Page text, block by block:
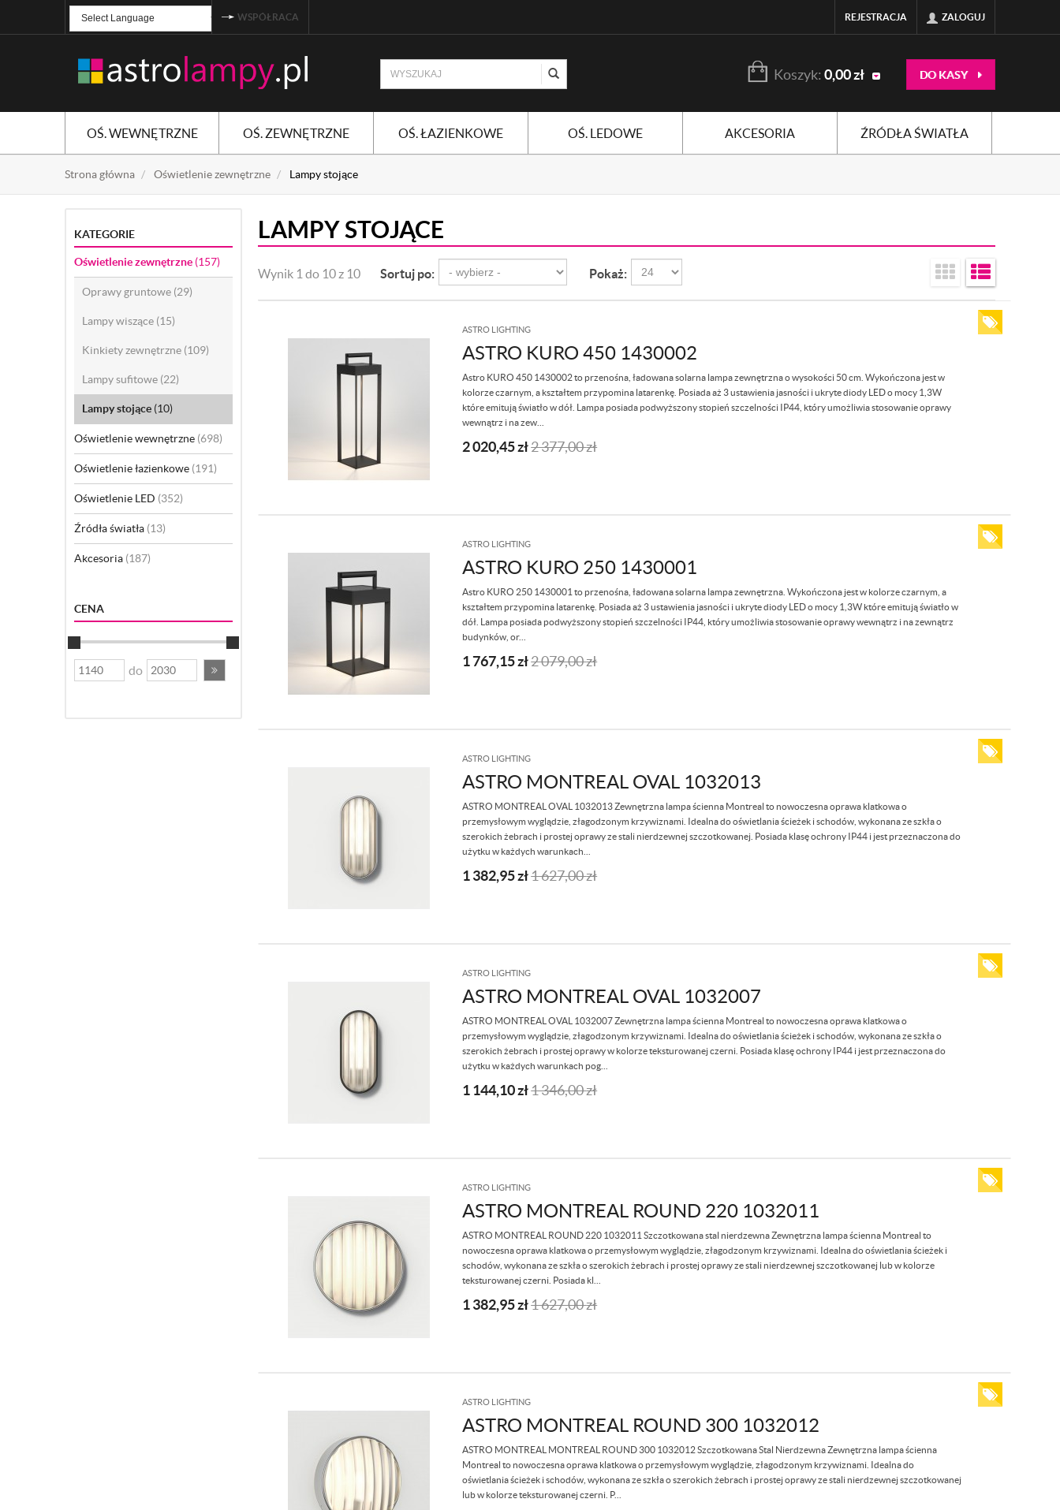
TRANSLATE
WSPÓŁRACA REJESTRACJA ZALOGUJ
Koszyk: 0,00zł DO KASY
OŚ. WEWNĘTRZNE OŚ. ZEWNĘTRZNE OŚ. ŁAZIENKOWE OŚ. LEDOWE AKCESORIA ŹRÓDŁA ŚWIATŁA
Strona główna Oświetlenie zewnętrzne Lampy stojące
KATEGORIE
Oświetlenie zewnętrzne (157)
Oprawy gruntowe (29)
Lampy wiszące (15)
Kinkiety zewnętrzne (109)
Lampy sufitowe (22)
Lampy stojące (10)
Oświetlenie wewnętrzne (698)
Oświetlenie łazienkowe (191)
Oświetlenie LED (352)
Źródła światła (13)
Akcesoria (187)
CENA
do
LAMPY STOJĄCE
Wynik 1 do 10 z 10 Sortuj po: Pokaż:
ASTRO LIGHTING
ASTRO KURO 450 1430002
Astro KURO 450 1430002 to przenośna, ładowana solarna lampa zewnętrzna o wysokości 50 cm. Wykończona jest w
kolorze czarnym, a kształtem przypomina latarenkę. Posiada aż 3 ustawienia jasności i ukryte diody LED o mocy 1,3W
które emitują światło w dół. Lampa posiada podwyższony stopień szczelności IP44, który umożliwia stosowanie oprawy
wewnątrz i na zew...
2 020,45zł2 377,00zł
ASTRO LIGHTING
ASTRO KURO 250 1430001
Astro KURO 250 1430001 to przenośna, ładowana solarna lampa zewnętrzna. Wykończona jest w kolorze czarnym, a
kształtem przypomina latarenkę. Posiada aż 3 ustawienia jasności i ukryte diody LED o mocy 1,3W które emitują światło w
dół. Lampa posiada podwyższony stopień szczelności IP44, który umożliwia stosowanie oprawy wewnątrz i na zewnątrz
budynków, or...
1 767,15zł2 079,00zł
ASTRO LIGHTING
ASTRO MONTREAL OVAL 1032013
ASTRO MONTREAL OVAL​ 1032013​​ Zewnętrzna lampa ścienna Montreal to nowoczesna oprawa klatkowa o
przemysłowym wyglądzie, złagodzonym krzywiznami. Idealna do oświetlania ścieżek i schodów, wykonana ze szkła o
szerokich żebrach i prostej oprawy ze stali nierdzewnej szczotkowanej. Posiada klasę ochrony IP44 i jest przeznaczona do
użytku w każdych warunkach...
1 382,95zł1 627,00zł
ASTRO LIGHTING
ASTRO MONTREAL OVAL 1032007
ASTRO MONTREAL OVAL​ 1032007​​ Zewnętrzna lampa ścienna Montreal to nowoczesna oprawa klatkowa o
przemysłowym wyglądzie, złagodzonym krzywiznami. Idealna do oświetlania ścieżek i schodów, wykonana ze szkła o
szerokich żebrach i prostej oprawy w kolorze teksturowanej czerni. Posiada klasę ochrony IP44 i jest przeznaczona do
użytku w każdych warunkach pog...
1 144,10zł1 346,00zł
ASTRO LIGHTING
ASTRO MONTREAL ROUND 220 1032011
ASTRO MONTREAL ROUND 220 1032011 Szczotkowana stal nierdzewna Zewnętrzna lampa ścienna Montreal to
nowoczesna oprawa klatkowa o przemysłowym wyglądzie, złagodzonym krzywiznami. Idealna do oświetlania ścieżek i
schodów, wykonana ze szkła o szerokich żebrach i prostej oprawy ze stali nierdzewnej szczotkowanej lub w kolorze
teksturowanej czerni. Posiada kl...
1 382,95zł1 627,00zł
ASTRO LIGHTING
ASTRO MONTREAL ROUND 300 1032012
ASTRO MONTREAL MONTREAL ROUND 300 1032012 Szczotkowana Stal Nierdzewna Zewnętrzna lampa ścienna
Montreal to nowoczesna oprawa klatkowa o przemysłowym wyglądzie, złagodzonym krzywiznami. Idealna do
oświetlania ścieżek i schodów, wykonana ze szkła o szerokich żebrach i prostej oprawy ze stali nierdzewnej szczotkowanej
lub w kolorze teksturowanej czerni. P...